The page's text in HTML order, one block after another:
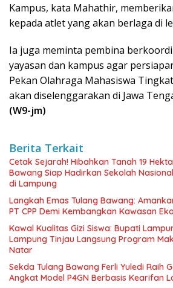
Kampus, kata Mahathir,
kepada atlet yang akan berlaga di
Ia juga meminta pembina
yayasan dan kampus agar
Pekan Olahraga Mahasiswa
akan diselenggarakan di Jawa
(W9-jm)
Berita Terkait
Cetak Sejarah! Hibahkan Tanah 19
Bawang Siap Hadirkan Sekolah
di Lampung
Langkah Emas Tulang Bawang:
PT CPP Demi Kembangkan Kawasan
Kawal Kualitas Gizi Siswa: Bupati
Lampung Tinjau Langsung Program
Natar
Sekda Tulang Bawang Ferli Yuledi Raih
Angkat Model P4GN Berbasis Kearifan